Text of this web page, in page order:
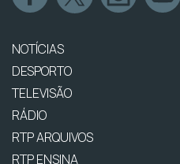
NOTÍCIAS
DESPORTO
TELEVISÃO
RÁDIO
RTP ARQUIVOS
RTP ENSINA